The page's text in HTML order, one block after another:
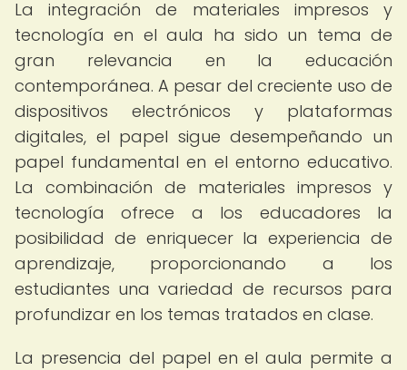
La integración de materiales impresos y
tecnología en el aula ha sido un tema de
gran relevancia en la educación
contemporánea. A pesar del creciente uso de
dispositivos electrónicos y plataformas
digitales, el papel sigue desempeñando un
papel fundamental en el entorno educativo.
La combinación de materiales impresos y
tecnología ofrece a los educadores la
posibilidad de enriquecer la experiencia de
aprendizaje, proporcionando a los
estudiantes una variedad de recursos para
profundizar en los temas tratados en clase.
La presencia del papel en el aula permite a